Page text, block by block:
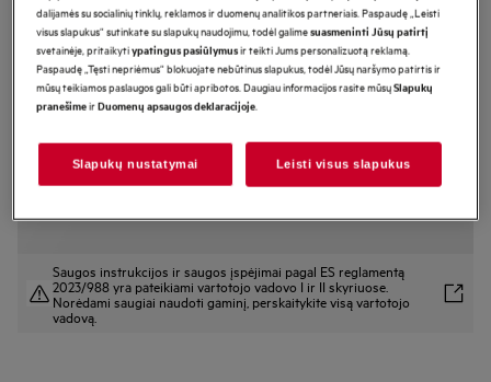
Gaminio informacijos lapas
Pagrindiniai privalumai
AEG 6000 serijos kompaktiška skalbyklė su „ProSense technology®“
„ProSense®“ – sutaupo laiko, vandens ir energijos skalbiant mažesnį kiekį
„Hygiene“ programa iš drabužių pašalina bakterijas.*
Saugos instrukcijos ir saugos įspėjimai pagal ES reglamentą
2023/988 yra pateikiami vartotojo vadovo I ir II skyriuose.
Norėdami saugiai naudoti gaminį, perskaitykite visą vartotojo
vadovą.
dalijamės su socialinių tinklų, reklamos ir duomenų analitikos partneriais. Paspaudę „Leisti
visus slapukus“ sutinkate su slapukų naudojimu, todėl galimesuasmeninti Jūsų patirtį
svetainėje, pritaikytiypatingus pasiūlymusir teikti Jums personalizuotą reklamą.
Paspaudę „Tęsti nepriėmus“ blokuojate nebūtinus slapukus, todėl Jūsų naršymo patirtis ir
mūsų teikiamos paslaugos gali būti apribotos. Daugiau informacijos rasite mūsųSlapukų
pranešimeirDuomenų apsaugos deklaracijoje
Slapukų nustatymai Leisti visus slapukus